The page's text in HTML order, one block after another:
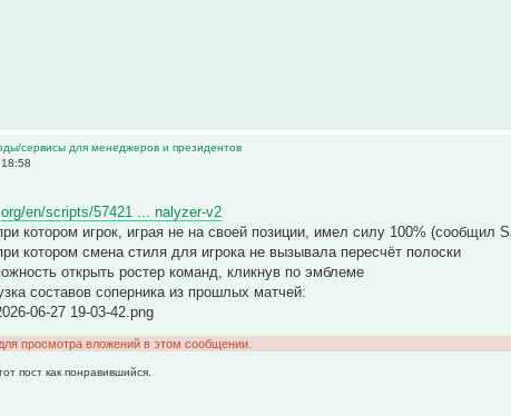
сервисы для менеджеров и президентов
en/scripts/57421 ... nalyzer-v2
котором игрок, играя не на своей позиции, имел силу 100% (сообщил
котором смена стиля для игрока не вызывала пересчёт полоски
открыть ростер команд, кликнув по эмблеме
составов соперника из прошлых матчей:
06-27 19-03-42.png
просмотра вложений в этом сообщении.
пост как понравившийся.